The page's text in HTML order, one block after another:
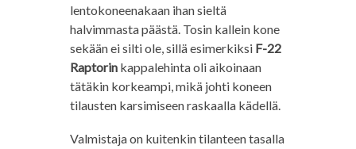
lentokoneenakaan ihan sieltä
halvimmasta päästä. Tosin kallein kone
sekään ei silti ole, sillä esimerkiksiF-22
Raptorinkappalehinta oli aikoinaan
tätäkin korkeampi, mikä johti koneen
tilausten karsimiseen raskaalla kädellä.
Valmistaja on kuitenkin tilanteen tasalla